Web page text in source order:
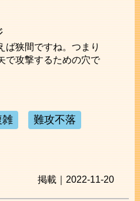
ば狭間ですね。つまり
で攻撃するための穴で
雑 難攻不落
掲載｜2022-11-20